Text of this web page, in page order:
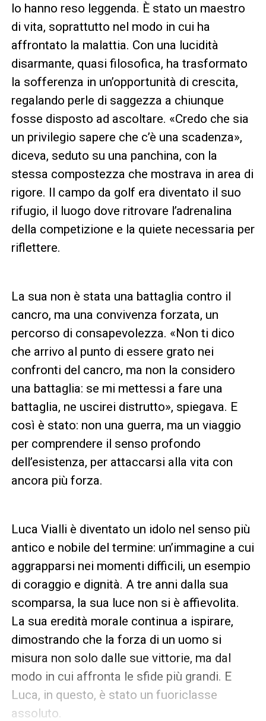
lo hanno reso leggenda. È stato un maestro
di vita, soprattutto nel modo in cui ha
affrontato la malattia. Con una lucidità
disarmante, quasi filosofica, ha trasformato
la sofferenza in un’opportunità di crescita,
regalando perle di saggezza a chiunque
fosse disposto ad ascoltare. «Credo che sia
un privilegio sapere che c’è una scadenza»,
diceva, seduto su una panchina, con la
stessa compostezza che mostrava in area di
rigore. Il campo da golf era diventato il suo
rifugio, il luogo dove ritrovare l’adrenalina
della competizione e la quiete necessaria per
riflettere.
La sua non è stata una battaglia contro il
cancro, ma una convivenza forzata, un
percorso di consapevolezza. «Non ti dico
che arrivo al punto di essere grato nei
confronti del cancro, ma non la considero
una battaglia: se mi mettessi a fare una
battaglia, ne uscirei distrutto», spiegava. E
così è stato: non una guerra, ma un viaggio
per comprendere il senso profondo
dell’esistenza, per attaccarsi alla vita con
ancora più forza.
Luca Vialli è diventato un idolo nel senso più
antico e nobile del termine: un’immagine a cui
aggrapparsi nei momenti difficili, un esempio
di coraggio e dignità. A tre anni dalla sua
scomparsa, la sua luce non si è affievolita.
La sua eredità morale continua a ispirare,
dimostrando che la forza di un uomo si
misura non solo dalle sue vittorie, ma dal
modo in cui affronta le sfide più grandi. E
Luca, in questo, è stato un fuoriclasse
assoluto.